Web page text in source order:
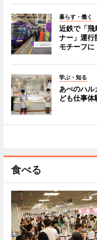
暮らす・働く
近鉄で「飛
ナー」運
モチーフに
学ぶ・知る
あべのハル
ども仕事
食べる